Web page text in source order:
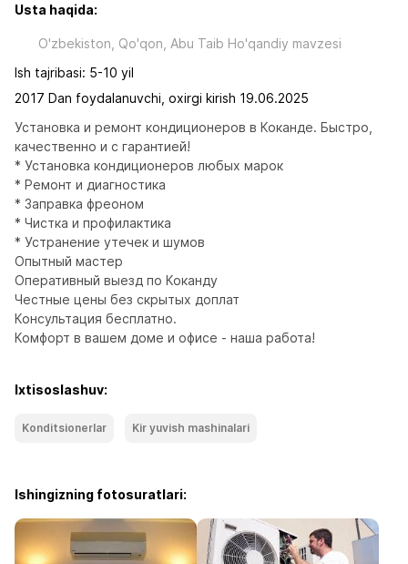
Usta haqida:
O'zbekiston, Qo'qon, Abu Taib Ho'qandiy mavzesi
Ish tajribasi: 5-10 yil
2017 Dan foydalanuvchi, oxirgi kirish 19.06.2025
Установка и ремонт кондиционеров в Коканде. Быстро,
качественно и с гарантией!
* Установка кондиционеров любых марок
* Ремонт и диагностика
* Заправка фреоном
* Чистка и профилактика
* Устранение утечек и шумов
Опытный мастер
Оперативный выезд по Коканду
Честные цены без скрытых доплат
Консультация бесплатно.
Комфорт в вашем доме и офисе - наша работа!
Ixtisoslashuv:
Konditsionerlar Kir yuvish mashinalari
Ishingizning fotosuratlari: